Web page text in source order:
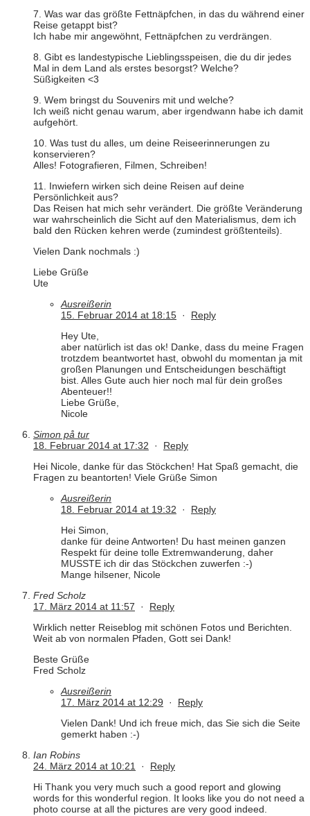
7. Was war das größte Fettnäpfchen, in das du während einer
Reise getappt bist?
Ich habe mir angewöhnt, Fettnäpfchen zu verdrängen.
8. Gibt es landestypische Lieblingsspeisen, die du dir jedes
Mal in dem Land als erstes besorgst? Welche?
Süßigkeiten <3
9. Wem bringst du Souvenirs mit und welche?
Ich weiß nicht genau warum, aber irgendwann habe ich damit
aufgehört.
10. Was tust du alles, um deine Reiseerinnerungen zu
konservieren?
Alles! Fotografieren, Filmen, Schreiben!
11. Inwiefern wirken sich deine Reisen auf deine
Persönlichkeit aus?
Das Reisen hat mich sehr verändert. Die größte Veränderung
war wahrscheinlich die Sicht auf den Materialismus, dem ich
bald den Rücken kehren werde (zumindest größtenteils).
Vielen Dank nochmals :)
Liebe Grüße
Ute
Ausreißerin
15. Februar 2014 at 18:15 · Reply
Hey Ute,
aber natürlich ist das ok! Danke, dass du meine Fragen
trotzdem beantwortet hast, obwohl du momentan ja mit
großen Planungen und Entscheidungen beschäftigt
bist. Alles Gute auch hier noch mal für dein großes
Abenteuer!!
Liebe Grüße,
Nicole
Simon på tur
18. Februar 2014 at 17:32 · Reply
Hei Nicole, danke für das Stöckchen! Hat Spaß gemacht, die
Fragen zu beantorten! Viele Grüße Simon
Ausreißerin
18. Februar 2014 at 19:32 · Reply
Hei Simon,
danke für deine Antworten! Du hast meinen ganzen
Respekt für deine tolle Extremwanderung, daher
MUSSTE ich dir das Stöckchen zuwerfen :-)
Mange hilsener, Nicole
Fred Scholz
17. März 2014 at 11:57 · Reply
Wirklich netter Reiseblog mit schönen Fotos und Berichten.
Weit ab von normalen Pfaden, Gott sei Dank!
Beste Grüße
Fred Scholz
Ausreißerin
17. März 2014 at 12:29 · Reply
Vielen Dank! Und ich freue mich, das Sie sich die Seite
gemerkt haben :-)
Ian Robins
24. März 2014 at 10:21 · Reply
Hi Thank you very much such a good report and glowing
words for this wonderful region. It looks like you do not need a
photo course at all the pictures are very good indeed.